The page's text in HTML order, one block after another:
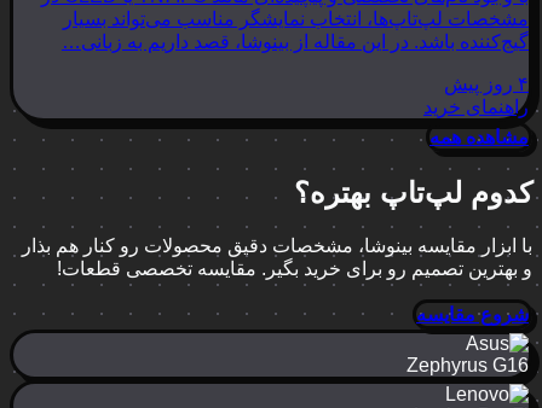
مشخصات لپ‌تاپ‌ها، انتخاب نمایشگر مناسب می‌تواند بسیار
گیج‌کننده باشد. در این مقاله از بینوشا، قصد داریم به زبانی…
۴ روز پیش
راهنمای خرید
مشاهده همه
کدوم لپ‌تاپ بهتره؟
با ابزار مقایسه بینوشا، مشخصات دقیق محصولات رو کنار هم بذار
و بهترین تصمیم رو برای خرید بگیر. مقایسه تخصصی قطعات!
شروع مقایسه
Zephyrus G16